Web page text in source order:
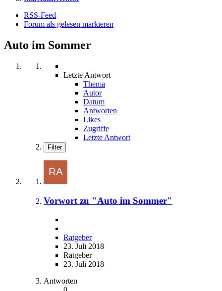
RSS-Feed
Forum als gelesen markieren
Auto im Sommer
Letzte Antwort
Thema
Autor
Datum
Antworten
Likes
Zugriffe
Letzte Antwort
Filter
Vorwort zu "Auto im Sommer"
Ratgeber
23. Juli 2018
Ratgeber
23. Juli 2018
Antworten